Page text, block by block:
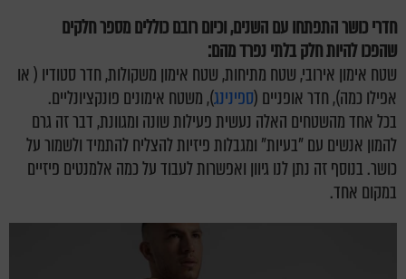
חדרי כושר התפתחו עם השנים, וכיום רובם כוללים מספר חלקים
שהפכולהיות חלק בלתי נפרד מהם:
שטח אימון אירובי, שטח מתיחות, שטח אימון משקולות, חדר סטודיו ( או
אפילו כמה), חדר אופניים (ספינינג), משטח אימונים פונקציונליים.
בכל אחד מהשטחים האלה נעשית פעילות שונה ומגוונת, דבר זה גרם
להמון אנשים עם "בעיות" ומגבלות פיזיות להצליח להתמיד ולשמור על
כושר. בנוסף זה נתן לנו גיוון ואפשרות לעבוד על כמה אלמנטים פיזיים
במקום אחד.